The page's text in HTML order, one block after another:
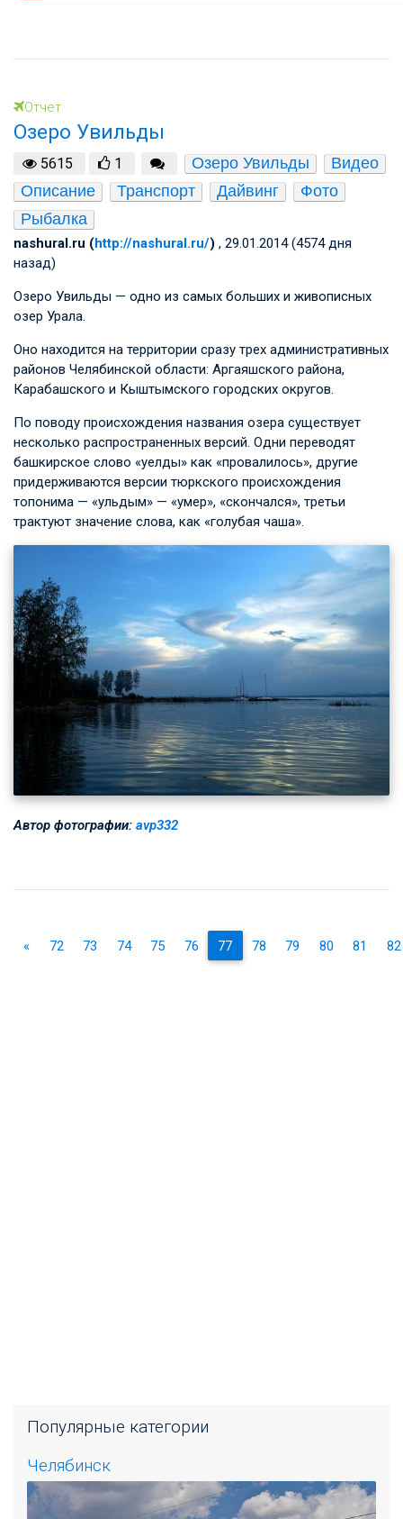
Отчет
Озеро Увильды
5615 1 Озеро Увильды
Видео
Описание
Транспорт Дайвинг
Фото
Рыбалка
nashural.ru (http://nashural.ru/) , 29.01.2014 (4574 дня
назад)
Озеро Увильды — одно из самых больших и живописных
озер Урала.
Оно находится на территории сразу трех административных
районов Челябинской области: Аргаяшского района,
Карабашского и Кыштымского городских округов.
По поводу происхождения названия озера существует
несколько распространенных версий. Одни переводят
башкирское слово «уелды» как «провалилось», другие
придерживаются версии тюркского происхождения
топонима — «ульдым» — «умер», «скончался», третьи
трактуют значение слова, как «голубая чаша».
Автор фотографии: avp332
« 72 73 74 75 76 77 78 79 80 81 82
Популярные категории
Челябинск